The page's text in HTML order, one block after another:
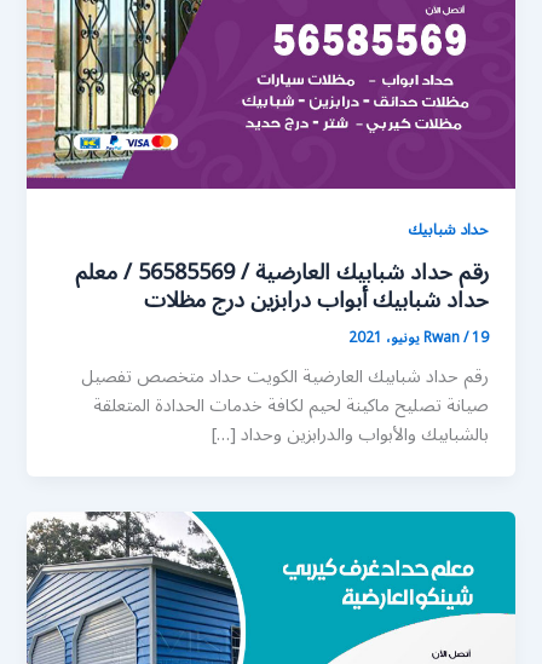
حداد شبابيك
رقم حداد شبابيك العارضية / 56585569 / معلم
حداد شبابيك أبواب درابزين درج مظلات
Rwan/19 يونيو، 2021
رقم حداد شبابيك العارضية الكويت حداد متخصص تفصيل
صيانة تصليح ماكينة لحيم لكافة خدمات الحدادة المتعلقة
بالشبابيك والأبواب والدرابزين وحداد […]